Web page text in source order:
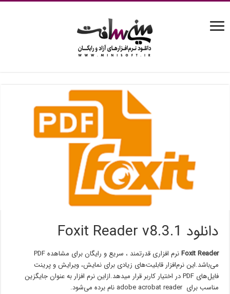
دانلود Foxit Reader v8.3.1
Foxit Reader
نرم افزاری قدرتمند ، سریع و رایگان برای مشاهده PDF
می‌باشد.این نرم‌افزار قابلیت‌های زیادی برای نمایش، ویرایش و پرینت
فایل‌های PDF در اختیار کاربر قرار میدهد.ازاین نرم افزار به عنوان جایگزین
مناسب برای adobe acrobat reader نام برده می‌شود.